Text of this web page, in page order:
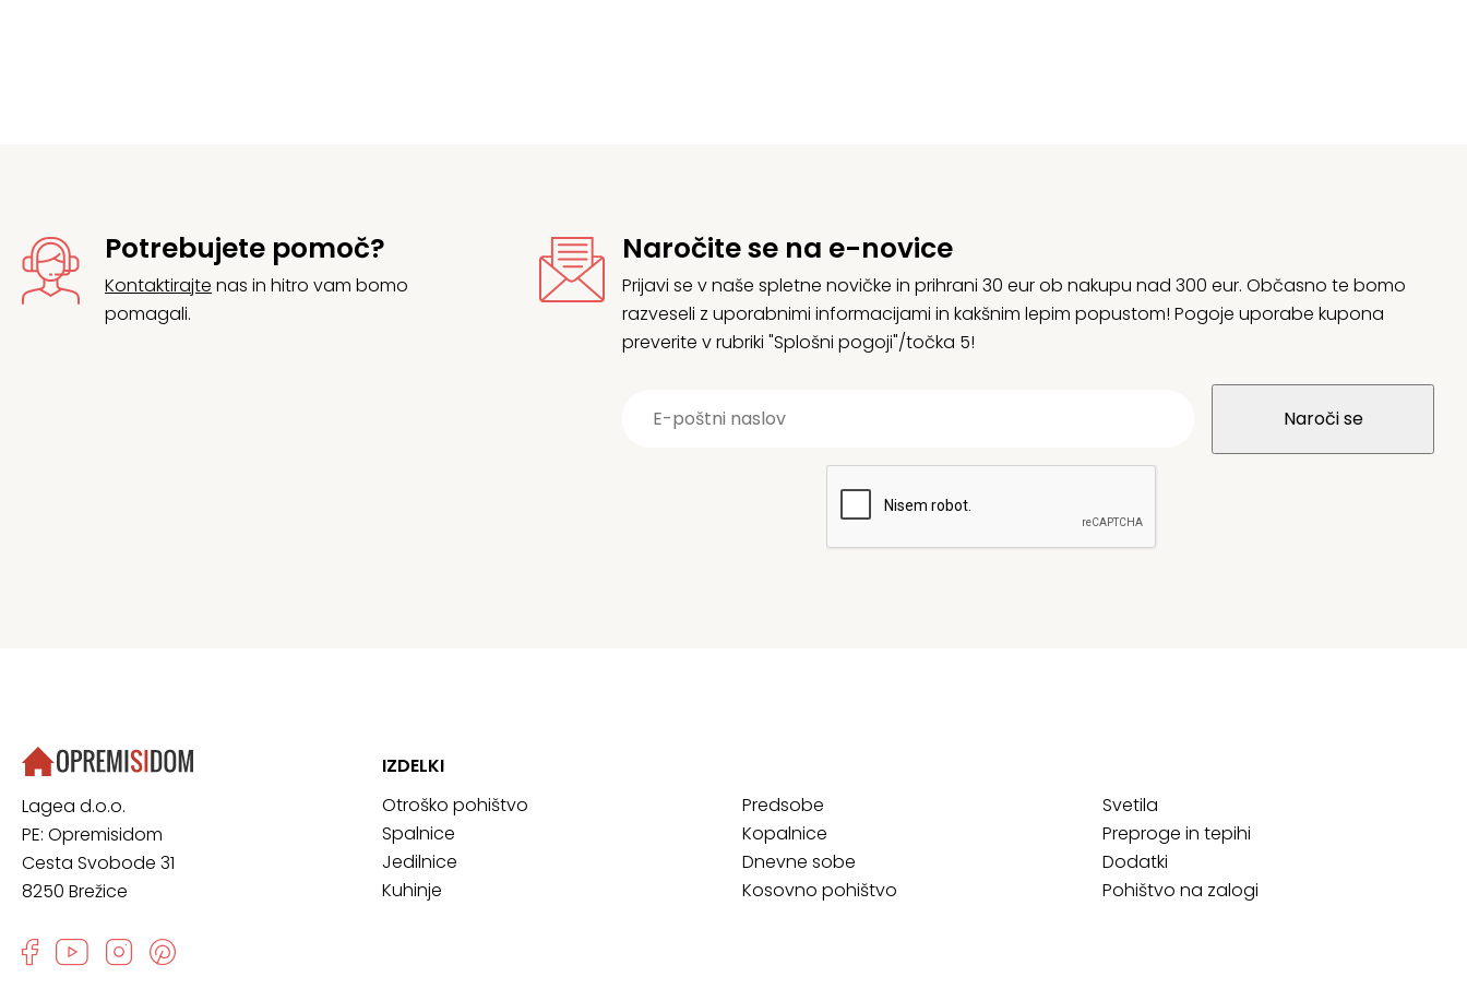
Potrebujete pomoč?
Kontaktirajte nas in hitro vam bomo
pomagali.
Naročite se na e-novice
Prijavi se v naše spletne novičke in prihrani 30 eur ob nakupu nad 300 eur. Občasno te bomo
razveseli z uporabnimi informacijami in kakšnim lepim popustom! Pogoje uporabe kupona
preverite v rubriki "Splošni pogoji"/točka 5!
Lagea d.o.o.
PE: Opremisidom
Cesta Svobode 31
8250 Brežice
IZDELKI
Otroško pohištvo
Spalnice
Jedilnice
Kuhinje
Predsobe
Kopalnice
Dnevne sobe
Kosovno pohištvo
Svetila
Preproge in tepihi
Dodatki
Pohištvo na zalogi